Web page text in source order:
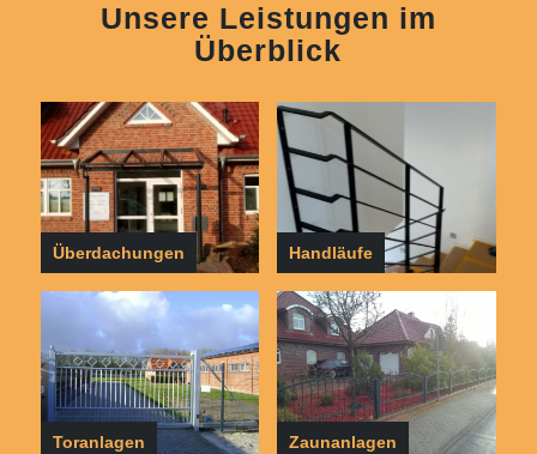
Unsere Leistungen im
Überblick
Überdachungen Handläufe
Toranlagen Zaunanlagen